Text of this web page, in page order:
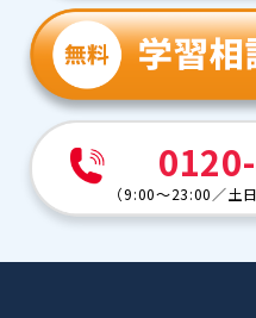
（9:00～23:00 ／土